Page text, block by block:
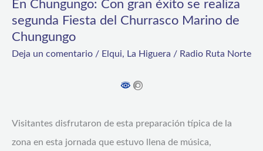
En Chungungo: Con gran éxito se realiza
segunda Fiesta del Churrasco Marino de
Chungungo
Deja un comentario / Elqui, La Higuera / Radio Ruta Norte
Visitantes disfrutaron de esta preparación típica de la
zona en esta jornada que estuvo llena de música,
Marino
de
Chungungo